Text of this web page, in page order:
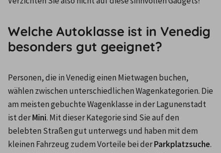
Welche Autoklasse ist in Venedig
besonders gut geeignet?
Personen, die in Venedig einen Mietwagen buchen,
wählen zwischen unterschiedlichen Wagenkategorien. Die
am meisten gebuchte Wagenklasse in der Lagunenstadt
ist der Mini. Mit dieser Kategorie sind Sie auf den
belebten Straßen gut unterwegs und haben mit dem
kleinen Fahrzeug zudem Vorteile bei der Parkplatzsuche.